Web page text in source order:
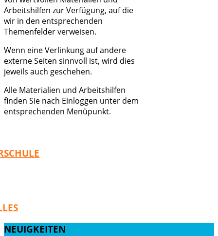
Arbeitshilfen zur Verfügung, auf die
wir in den entsprechenden
Themenfelder verweisen.
Wenn eine Verlinkung auf andere
externe Seiten sinnvoll ist, wird dies
jeweils auch geschehen.
Alle Materialien und Arbeitshilfen
finden Sie nach Einloggen unter dem
entsprechenden Menüpunkt.
NEUIGKEITEN